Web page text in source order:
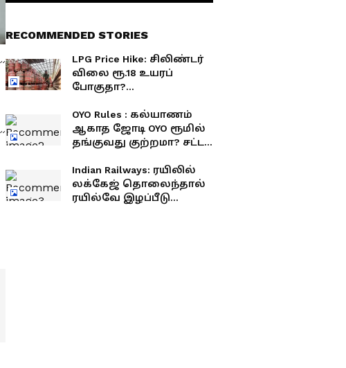
RECOMMENDED STORIES
LPG Price Hike: சிலிண்டர்
விலை ரூ.18 உயரப்
போகுதா?
அடுத்த ஷாக்!
OYO Rules : கல்யாணம்
ஆகாத ஜோடி OYO ரூமில்
தங்குவது குற்றமா? சட்டம்
Indian Railways: ரயிலில்
லக்கேஜ் தொலைந்தால்
ரயில்வே இழப்பீடு